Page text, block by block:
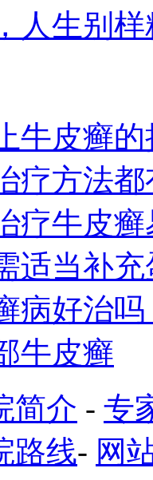
人生别
牛皮癣
疗方法
疗牛皮
适当补
病好治
牛皮癣
简介 - 专
路线- 网